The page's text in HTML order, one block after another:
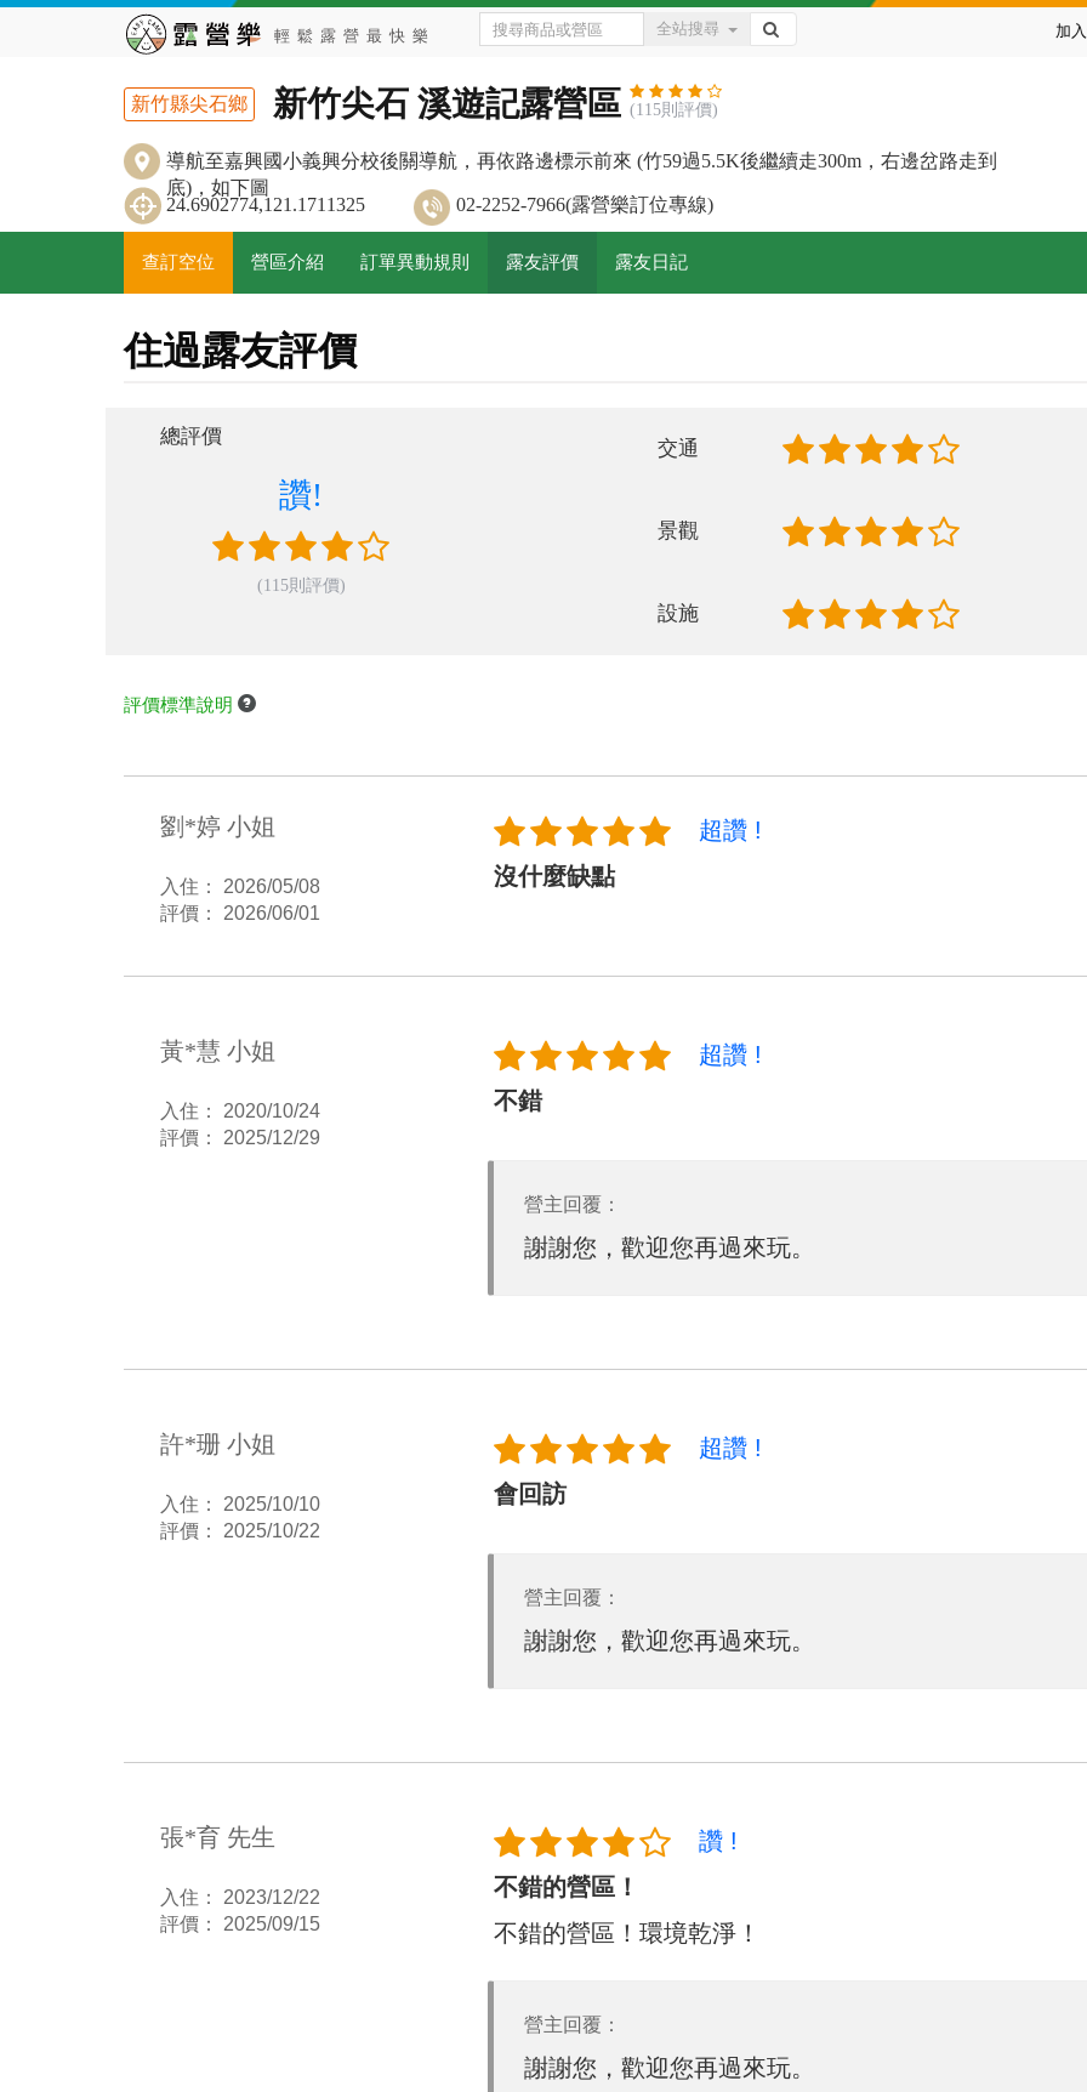
全站搜尋 加
新竹縣尖石鄉 新竹尖石 溪遊記露營區 (115則評價)
導航至嘉興國小義興分校後關導航，再依路邊標示前來 (竹59過5.5K後繼續走300m，右邊岔路走到
底)，如下圖
24.6902774,121.1711325
02-2252-7966(露營樂訂位專線)
查訂空位 營區介紹 訂單異動規則 露友評價 露友日記
住過露友評價
總評價
讚!
(115則評價)
交通
景觀
設施
評價標準說明
劉*婷 小姐
入住： 2026/05/08
評價： 2026/06/01
超讚 !
沒什麼缺點
黃*慧 小姐
入住： 2020/10/24
評價： 2025/12/29
超讚 !
不錯
營主回覆：
謝謝您，歡迎您再過來玩。
許*珊 小姐
入住： 2025/10/10
評價： 2025/10/22
超讚 !
會回訪
營主回覆：
謝謝您，歡迎您再過來玩。
張*育 先生
入住： 2023/12/22
評價： 2025/09/15
讚 !
不錯的營區！
不錯的營區！環境乾淨！
營主回覆：
謝謝您，歡迎您再過來玩。